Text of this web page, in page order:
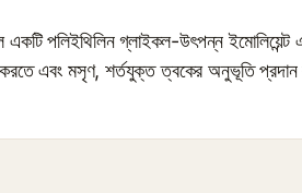
গ্লাইকল-উৎপন্ন ইমোলিয়েন্ট এবং
করতে এবং মসৃণ, শর্তযুক্ত ত্বকের অনুভূতি